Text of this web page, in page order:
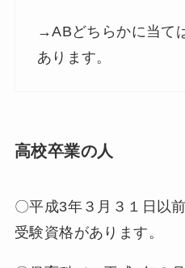
→ABどちらかに当て
あります。
高校卒業の人
〇平成3年３月３１日以
受験資格があります。